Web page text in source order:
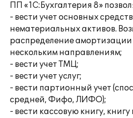
ПП «1С:Бухгалтерия 8»
- вести учет основных
нематериальных активов.
распределение
нескольким направлениям;
- вести учет ТМЦ;
- вести учет услуг;
- вести партионный учет
средней, Фифо, ЛИФО);
- вести кассовую книгу, книгу